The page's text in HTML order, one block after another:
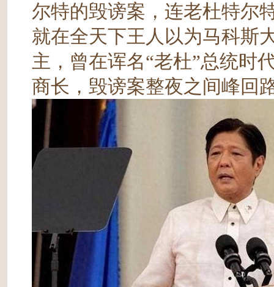
尔特的毁谤案，连老杜特尔
就在全天下王人以为马科斯
主，曾在诨名“老杜”总统时
商长，毁谤案整夜之间峰回